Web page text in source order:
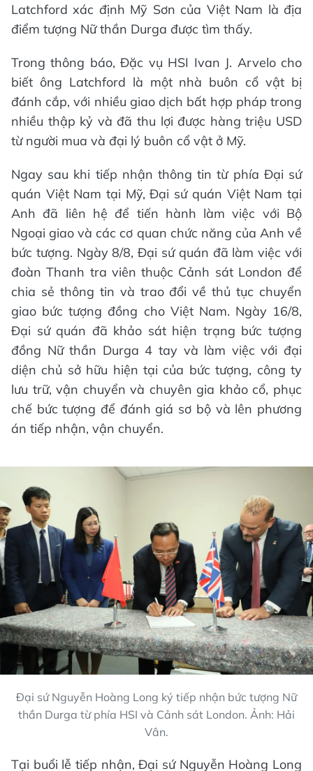
Latchford xác định Mỹ Sơn của Việt Nam là địa
điểm tượng Nữ thần Durga được tìm thấy.
Trong thông báo, Đặc vụ HSI Ivan J. Arvelo cho
biết ông Latchford là một nhà buôn cổ vật bị
đánh cắp, với nhiều giao dịch bất hợp pháp trong
nhiều thập kỷ và đã thu lợi được hàng triệu USD
từ người mua và đại lý buôn cổ vật ở Mỹ.
Ngay sau khi tiếp nhận thông tin từ phía Đại sứ
quán Việt Nam tại Mỹ, Đại sứ quán Việt Nam tại
Anh đã liên hệ để tiến hành làm việc với Bộ
Ngoại giao và các cơ quan chức năng của Anh về
bức tượng. Ngày 8/8, Đại sứ quán đã làm việc với
đoàn Thanh tra viên thuộc Cảnh sát London để
chia sẻ thông tin và trao đổi về thủ tục chuyển
giao bức tượng đồng cho Việt Nam. Ngày 16/8,
Đại sứ quán đã khảo sát hiện trạng bức tượng
đồng Nữ thần Durga 4 tay và làm việc với đại
diện chủ sở hữu hiện tại của bức tượng, công ty
lưu trữ, vận chuyển và chuyên gia khảo cổ, phục
chế bức tượng để đánh giá sơ bộ và lên phương
án tiếp nhận, vận chuyển.
Đại sứ Nguyễn Hoàng Long ký tiếp nhận bức tượng Nữ
thần Durga từ phía HSI và Cảnh sát London. Ảnh: Hải
Vân.
Tại buổi lễ tiếp nhận, Đại sứ Nguyễn Hoàng Long